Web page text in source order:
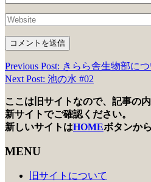
投
稿
ナ
ビ
ゲ
Previous Post: きらら舎生物部に
Next Post: 池の水 #02
ここは旧サイトなので、記事の
新サイトでご確認ください。
新しいサイトはHOMEボタンか
MENU
旧サイトについて